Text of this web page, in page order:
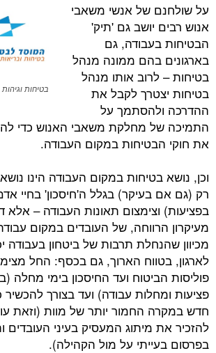
של אנשי משאבי
יושב גם 'תיק'
גם
בהם ממונה מנהל
אותו מנהל
לקבל את
על
מחלקת משאבי האנוש כדי להוציא לפועל
במקום העבודה.
במקום העבודה הינו נושא חשוב לא
בגלל ה'חיסכון' בחיי אדם (במוות או
תאונות העבודה – אלא דווקא
של העובדים במקום עבודתם, ואפילו
תרבות של ביטחון בעבודה יכולה לחסוך
הארוך, גם בכסף: החל מצימצום מחיר
ועד החיסכון בימי מחלה (בעקבות
עבודה) ועד בצורך להכשיר כח אדם
החמור יותר של מוות (וזאת עוד בלי
מיתוג המעסיק בעיני העובדים והחסכון
על מול הקהילה).